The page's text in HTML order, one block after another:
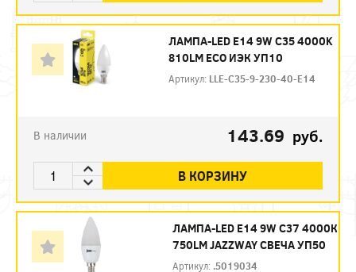
ЛАМПА-LED E14 9W C35 4000K
810LM ECO ИЭК УП10
Артикул: LLE-C35-9-230-40-E14
В наличии 143.69 руб.
В КОРЗИНУ
ЛАМПА-LED E14 9W C37 4000К
750LM JAZZWAY СВЕЧА УП50
Артикул: .5019034